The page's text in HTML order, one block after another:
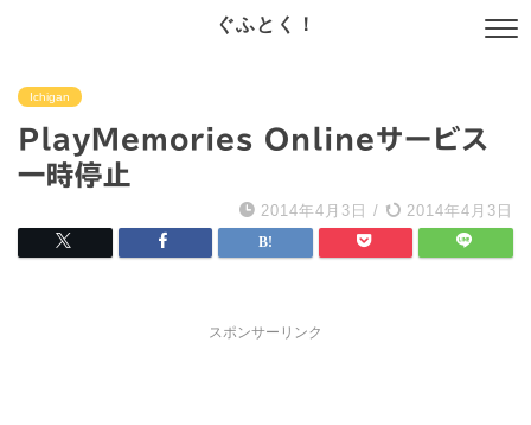
ぐふとく！
Ichigan
PlayMemories Onlineサービス
一時停止
2014年4月3日 / 2014年4月3日
スポンサーリンク